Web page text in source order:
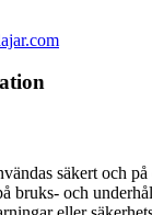
säkert och
bruks- och